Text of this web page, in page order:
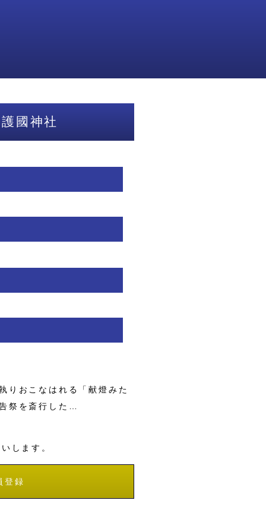
國神社
りおこなはれる「献燈みた
祭を斎行した…
します。
登録